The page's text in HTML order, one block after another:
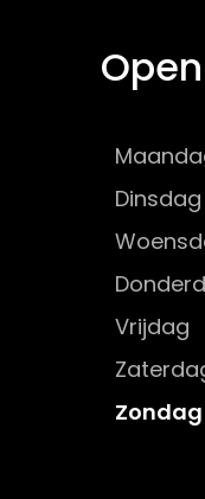
Dinsdag
Vrijdag
Zondag